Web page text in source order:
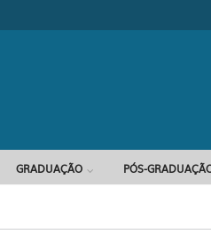
GRADUAÇÃO PÓS-